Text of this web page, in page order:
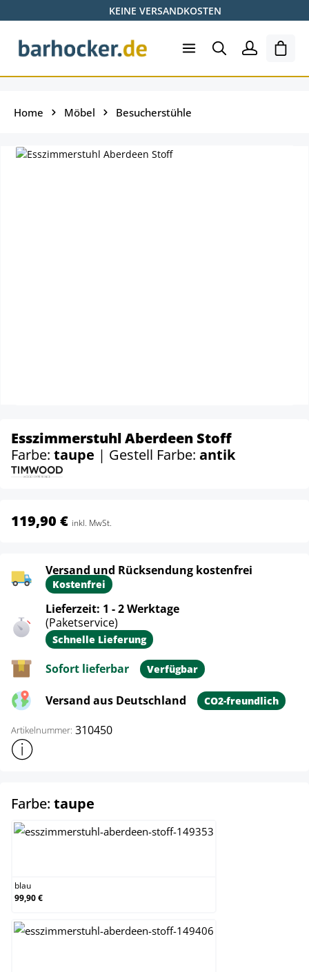
Zum Hauptinhalt springenKEINE VERSANDKOSTEN
Home Möbel Besucherstühle
Esszimmerstuhl Aberdeen Stoff
Farbe: taupe | Gestell Farbe: antik
119,90 € inkl. MwSt.
Versand und Rücksendung kostenfrei
Kostenfrei
Lieferzeit: 1 - 2 Werktage
(Paketservice)
Schnelle Lieferung
Sofort lieferbar Verfügbar
Versand aus Deutschland CO2-freundlich
Artikelnummer: 310450
Weitere Produktinformationen anzeigen
Farbe: taupe
blau
99,90 €